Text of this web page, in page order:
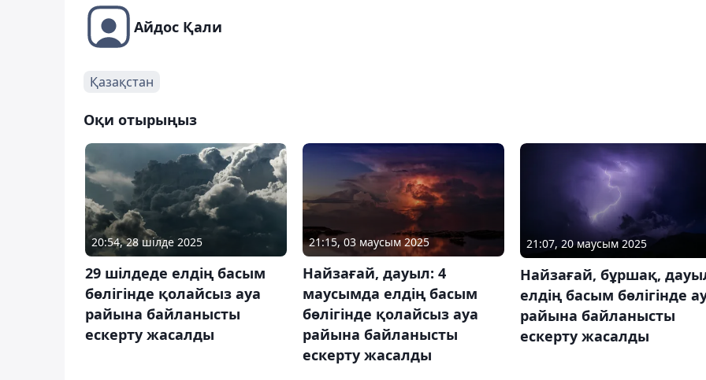
Айдос Қали
Қазақстан
Оқи отырыңыз
20:54, 28 шілде 2025
29 шілдеде елдің басым
бөлігінде қолайсыз ауа
райына байланысты
ескерту жасалды
21:15, 03 маусым 2025
Найзағай, дауыл: 4
маусымда елдің басым
бөлігінде қолайсыз ауа
райына байланысты
ескерту жасалды
21:07, 20 маусым 2025
Найзағай, бұршақ,
елдің басым бөлігінде
райына байланысты
ескерту жасалды